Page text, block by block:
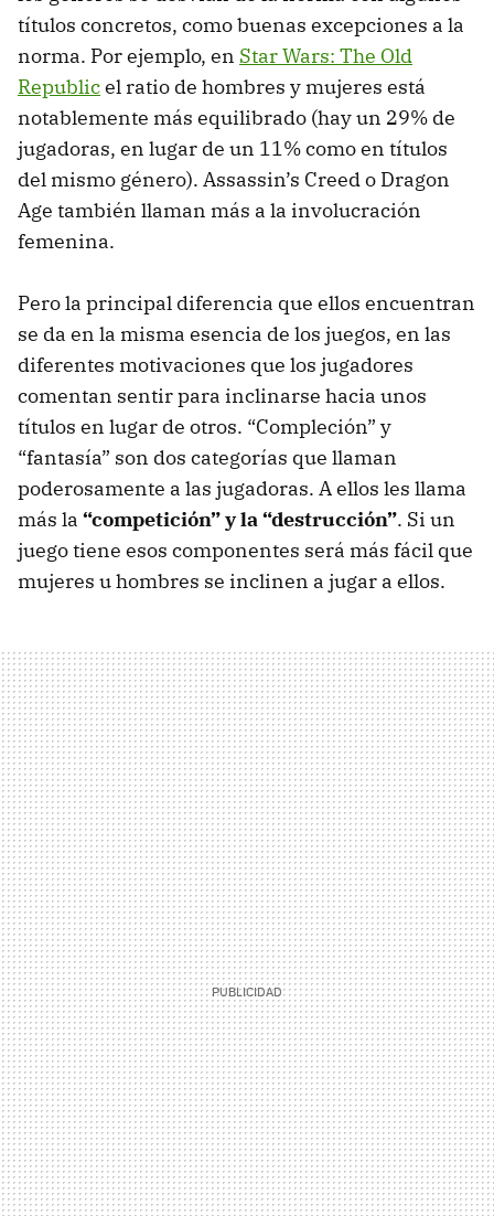
títulos concretos, como buenas excepciones a la
norma. Por ejemplo, en Star Wars: The Old
Republicel ratio de hombres y mujeres está
notablemente más equilibrado (hay un 29% de
jugadoras, en lugar de un 11% como en títulos
del mismo género). Assassin’s Creed o Dragon
Age también llaman más a la involucración
femenina.
Pero la principal diferencia que ellos encuentran
se da en la misma esencia de los juegos, en las
diferentes motivaciones que los jugadores
comentan sentir para inclinarse hacia unos
títulos en lugar de otros. “Compleción” y
“fantasía” son dos categorías que llaman
poderosamente a las jugadoras. A ellos les llama
más la “competición” y la “destrucción”. Si un
juego tiene esos componentes será más fácil que
mujeres u hombres se inclinen a jugar a ellos.